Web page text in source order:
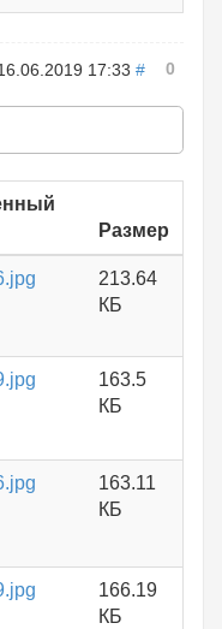
17:33 # 0
Размер
213.64
КБ
163.5
КБ
163.11
КБ
166.19
КБ